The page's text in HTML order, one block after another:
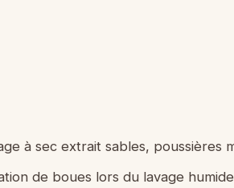
à sec extrait sables, poussières
de boues lors du lavage